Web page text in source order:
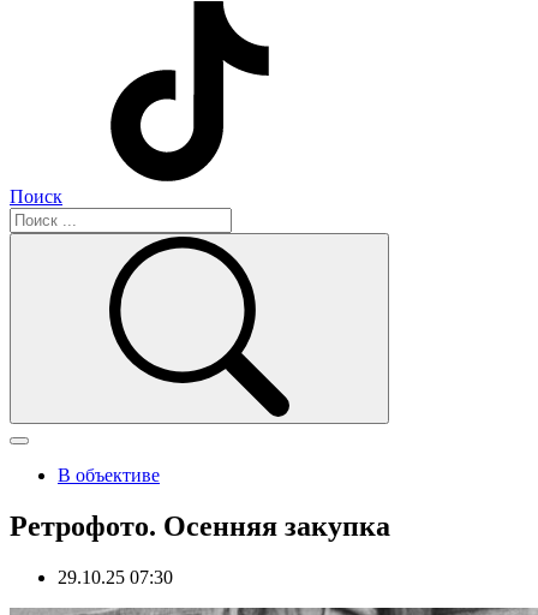
Поиск
В объективе
Ретрофото. Осенняя закупка
29.10.25 07:30